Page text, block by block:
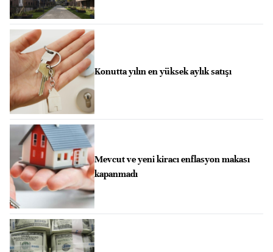
Konutta yılın en yüksek aylık satışı
Mevcut ve yeni kiracı enflasyon makası
kapanmadı